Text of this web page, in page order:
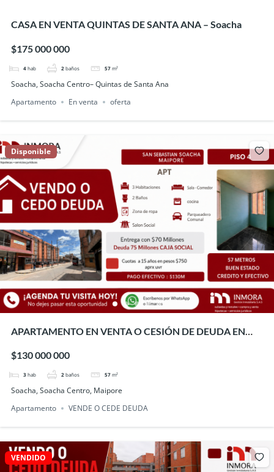
CASA EN VENTA QUINTAS DE SANTA ANA – Soacha
$175 000 000
4 hab 2 baños 57 m²
Soacha, Soacha Centro– Quintas de Santa Ana
Apartamento
En venta oferta
Disponible
APARTAMENTO EN VENTA O CESIÓN DE DEUDA EN
$130 000 000
3 hab 2 baños 57 m²
Soacha, Soacha Centro, Maipore
Apartamento
VENDE O CEDE DEUDA
VENDIDO